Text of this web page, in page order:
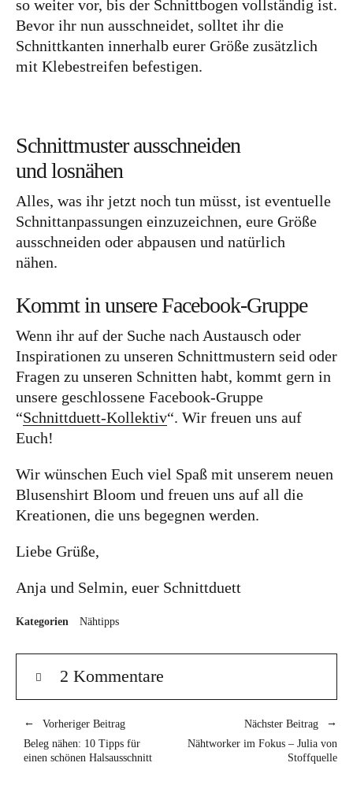
so weiter vor, bis der Schnittbogen vollständig ist.
Bevor ihr nun ausschneidet, solltet ihr die
Schnittkanten innerhalb eurer Größe zusätzlich
mit Klebestreifen befestigen.
Schnittmuster ausschneiden
und losnähen
Alles, was ihr jetzt noch tun müsst, ist eventuelle
Schnittanpassungen einzuzeichnen, eure Größe
ausschneiden oder abpausen und natürlich
nähen.
Kommt in unsere Facebook-Gruppe
Wenn ihr auf der Suche nach Austausch oder
Inspirationen zu unseren Schnittmustern seid oder
Fragen zu unseren Schnitten habt, kommt gern in
unsere geschlossene Facebook-Gruppe
“Schnittduett-Kollektiv“. Wir freuen uns auf
Euch!
Wir wünschen Euch viel Spaß mit unserem neuen
Blusenshirt Bloom und freuen uns auf all die
Kreationen, die uns begegnen werden.
Liebe Grüße,
Anja und Selmin, euer Schnittduett
Kategorien Nähtipps
2 Kommentare
Vorheriger Beitrag
Beleg nähen: 10 Tipps für
einen schönen Halsausschnitt
Nächster Beitrag
Nähtworker im Fokus – Julia von
Stoffquelle